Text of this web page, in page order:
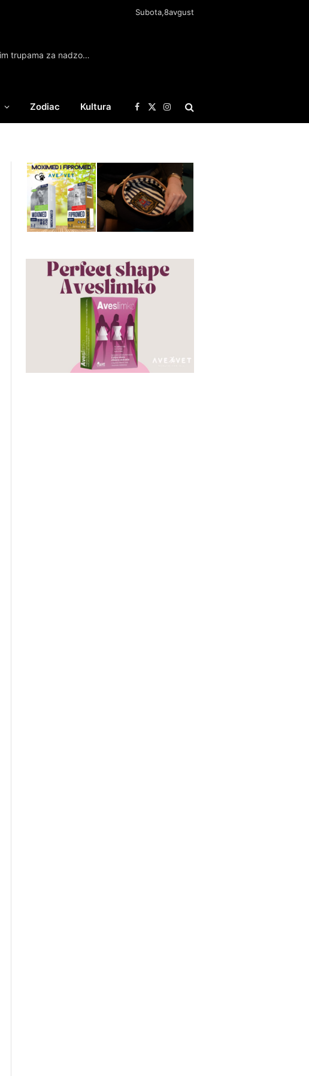
Subota,8avgust
Postignut dogovor Libana i Izraela o mogućim trupama za nadzor razoružavanja Hezbolaha
Zodiac Kultura Facebook
X
(Twitter)
Instagram